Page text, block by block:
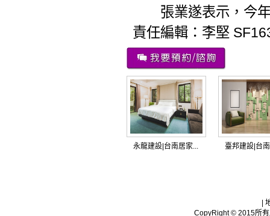
張業遂表示，今年
責任編輯：李堅
永龍建設|台南居家... 臺邦建設|台
|
CopyRight © 2015所